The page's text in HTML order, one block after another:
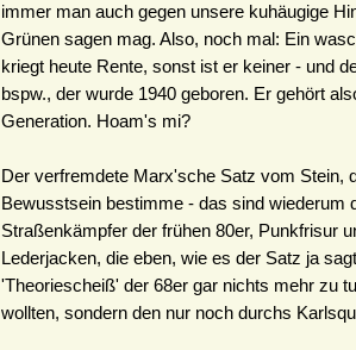
immer man auch gegen unsere kuhäugige
Grünen sagen mag. Also, noch mal: Ein
kriegt heute Rente, sonst ist er keiner - und
bspw., der wurde 1940 geboren. Er gehört
Generation. Hoam's mi?
Der verfremdete Marx'sche Satz vom Stein,
Bewusstsein bestimme - das sind wiederum
Straßenkämpfer der frühen 80er, Punkfrisur
Lederjacken, die eben, wie es der Satz ja
'Theoriescheiß' der 68er gar nichts mehr zu
wollten, sondern den nur noch durchs